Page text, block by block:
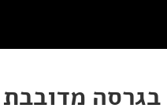
מדובבת